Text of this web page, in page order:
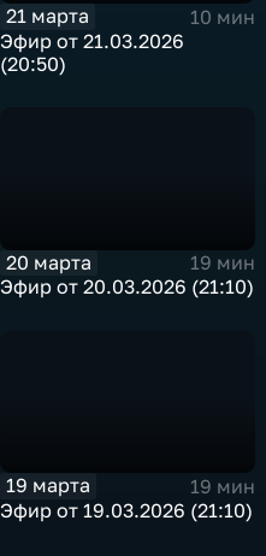
21 марта
10 мин
Эфир от 21.03.2026
(20:50)
20 марта
19 мин
Эфир от 20.03.2026 (21:10)
19 марта
19 мин
Эфир от 19.03.2026 (21:10)